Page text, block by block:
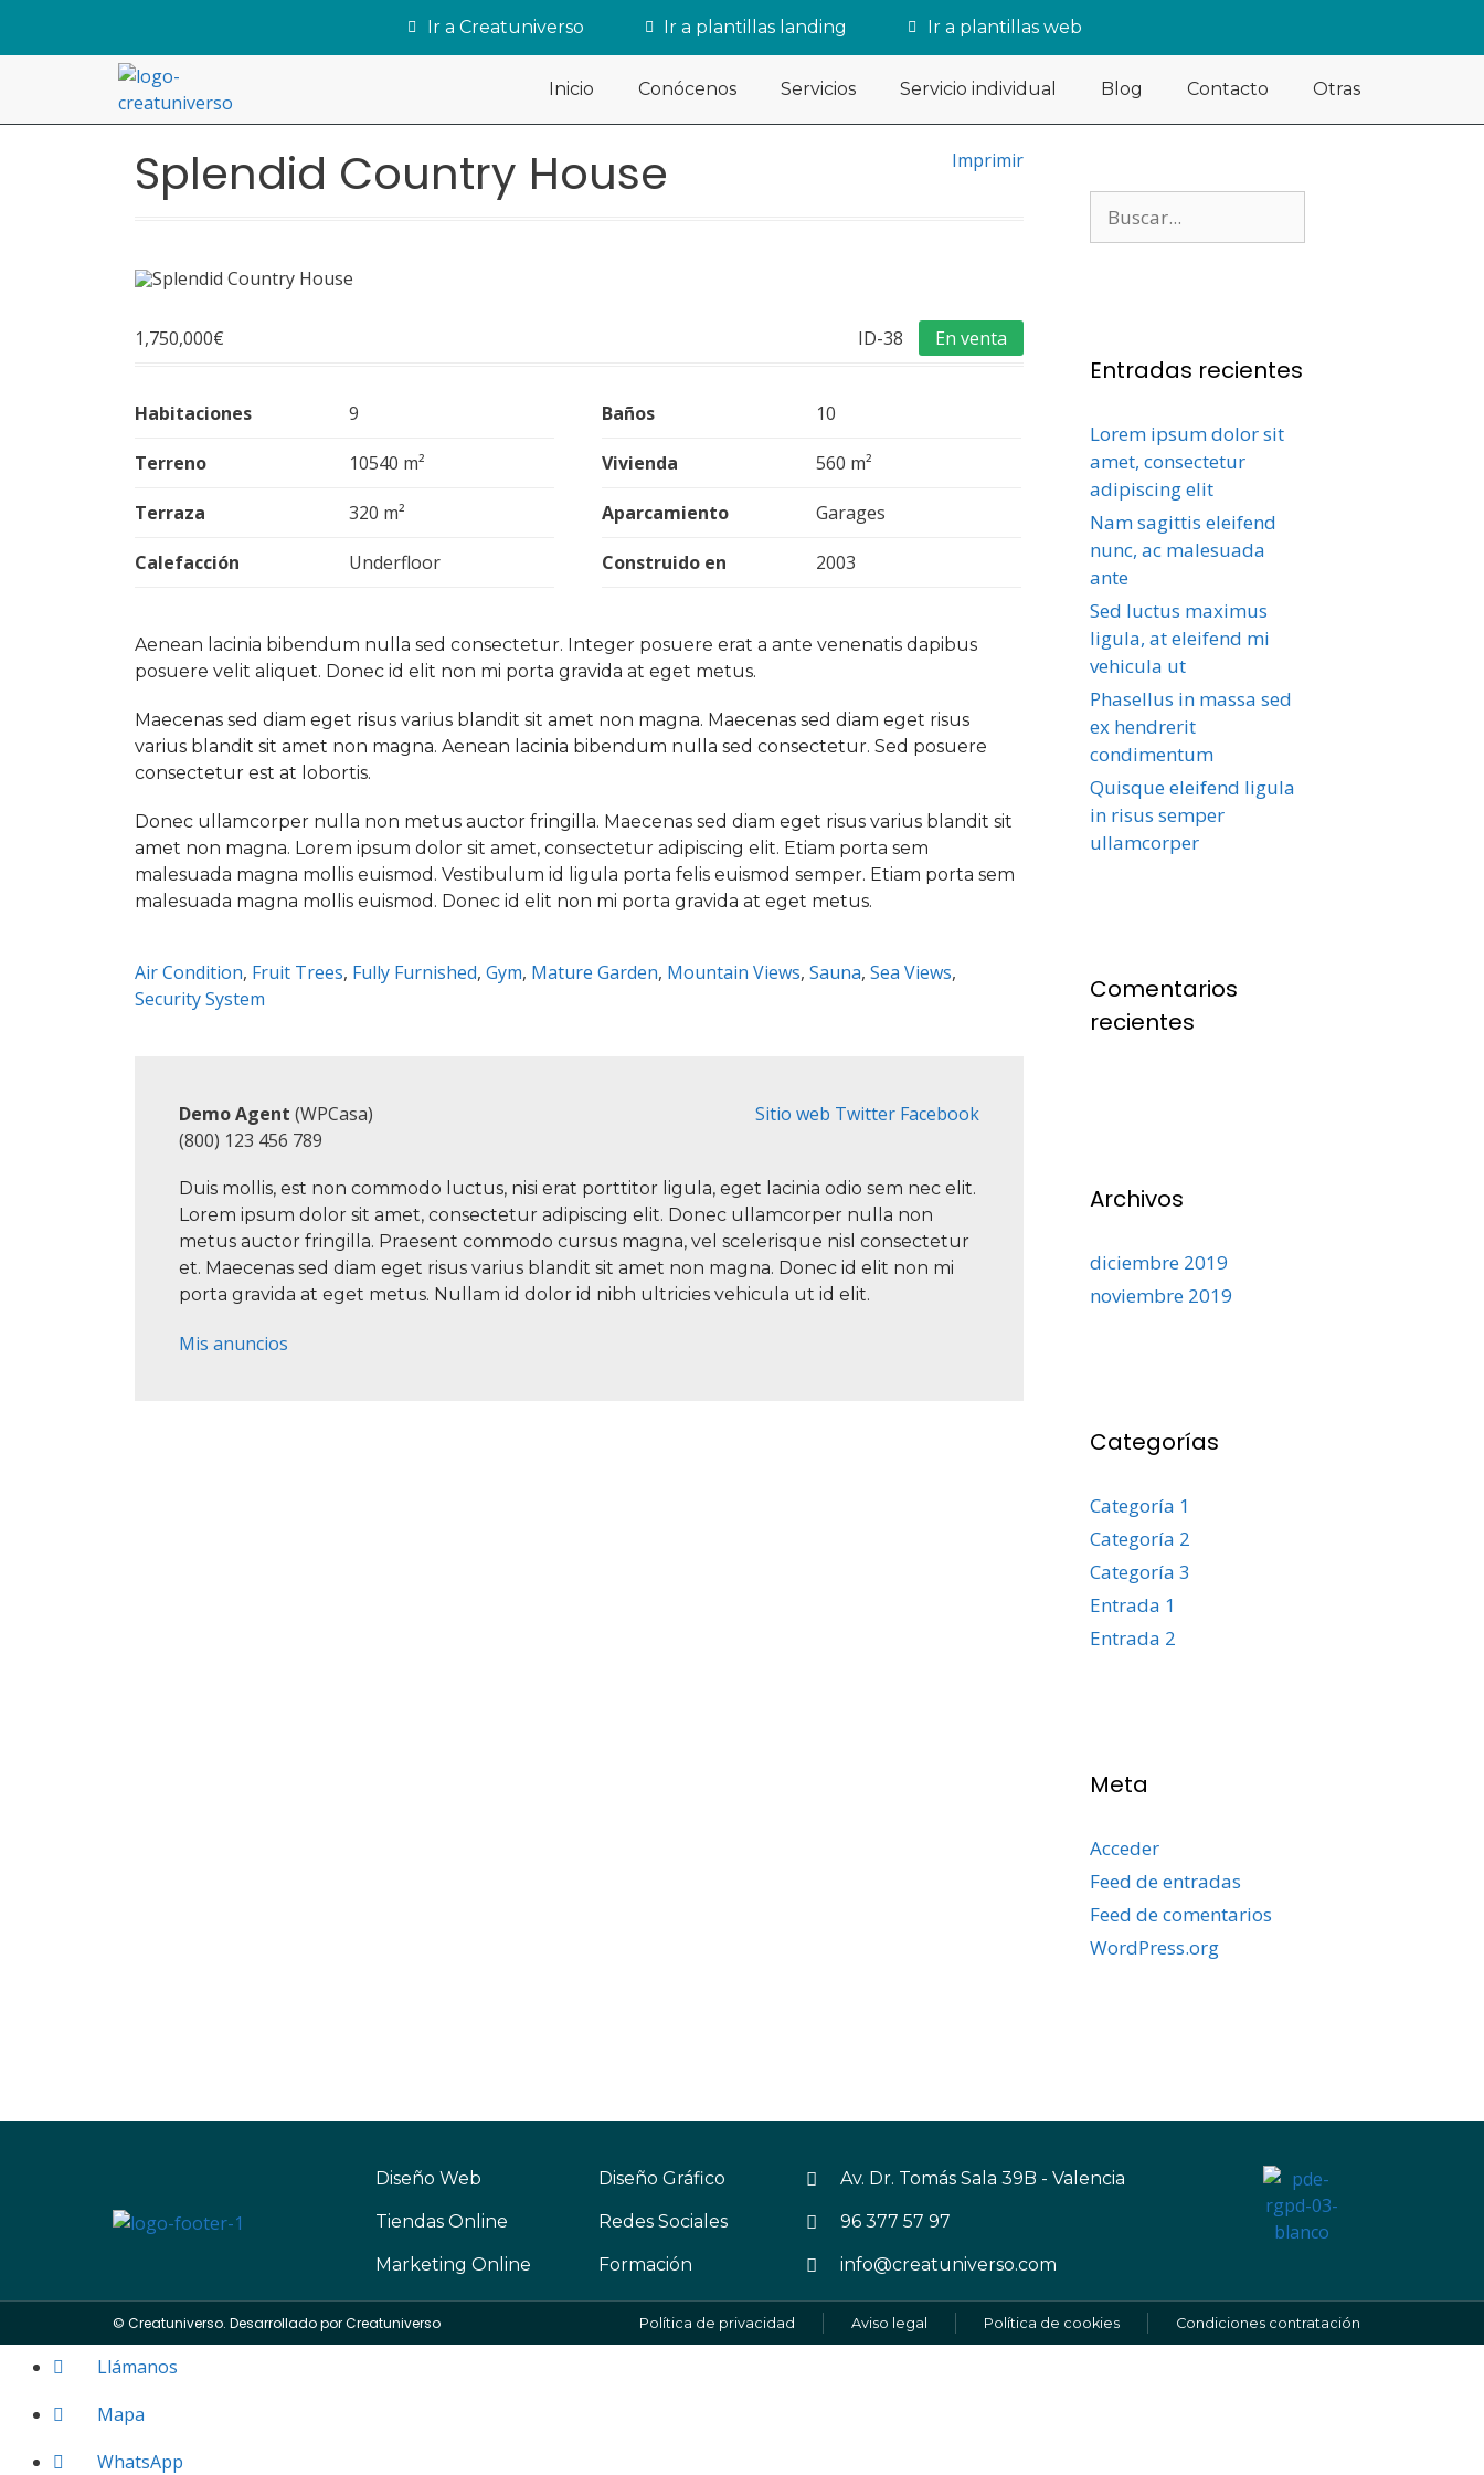
Ir a Creatuniverso Ir a plantillas landing Ir a plantillas web
Inicio Conócenos Servicios Servicio individual Blog Contacto Otras
Splendid Country House Imprimir
1,750,000€ ID-38 En venta
Habitaciones 9 Baños 10
Terreno 10540 m² Vivienda 560 m²
Terraza 320 m² Aparcamiento Garages
Calefacción Underfloor Construido en 2003
Aenean lacinia bibendum nulla sed consectetur. Integer posuere erat a ante venenatis dapibus
posuere velit aliquet. Donec id elit non mi porta gravida at eget metus.
Maecenas sed diam eget risus varius blandit sit amet non magna. Maecenas sed diam eget risus
varius blandit sit amet non magna. Aenean lacinia bibendum nulla sed consectetur. Sed posuere
consectetur est at lobortis.
Donec ullamcorper nulla non metus auctor fringilla. Maecenas sed diam eget risus varius blandit sit
amet non magna. Lorem ipsum dolor sit amet, consectetur adipiscing elit. Etiam porta sem
malesuada magna mollis euismod. Vestibulum id ligula porta felis euismod semper. Etiam porta sem
malesuada magna mollis euismod. Donec id elit non mi porta gravida at eget metus.
Air Condition, Fruit Trees, Fully Furnished, Gym, Mature Garden, Mountain Views, Sauna, Sea Views,
Security System
Demo Agent (WPCasa)
(800) 123 456 789
Sitio web Twitter Facebook
Duis mollis, est non commodo luctus, nisi erat porttitor ligula, eget lacinia odio sem nec elit.
Lorem ipsum dolor sit amet, consectetur adipiscing elit. Donec ullamcorper nulla non
metus auctor fringilla. Praesent commodo cursus magna, vel scelerisque nisl consectetur
et. Maecenas sed diam eget risus varius blandit sit amet non magna. Donec id elit non mi
porta gravida at eget metus. Nullam id dolor id nibh ultricies vehicula ut id elit.
Mis anuncios
Entradas recientes
Lorem ipsum dolor sit
amet, consectetur
adipiscing elit
Nam sagittis eleifend
nunc, ac malesuada
ante
Sed luctus maximus
ligula, at eleifend mi
vehicula ut
Phasellus in massa sed
ex hendrerit
condimentum
Quisque eleifend ligula
in risus semper
ullamcorper
Comentarios
recientes
Archivos
diciembre 2019
noviembre 2019
Categorías
Categoría 1
Categoría 2
Categoría 3
Entrada 1
Entrada 2
Meta
Acceder
Feed de entradas
Feed de comentarios
WordPress.org
Diseño Web
Tiendas Online
Marketing Online
Diseño Gráfico
Redes Sociales
Formación
Av. Dr. Tomás Sala 39B - Valencia
96 377 57 97
info@creatuniverso.com
© Creatuniverso. Desarrollado porCreatuniverso Política de privacidad Aviso legal Política de cookies Condiciones contratación
Llámanos
Mapa
WhatsApp